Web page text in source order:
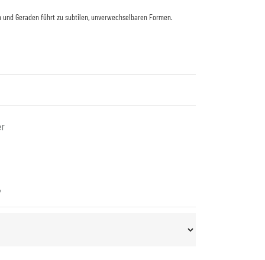
und Geraden führt zu subtilen, unverwechselbaren Formen.